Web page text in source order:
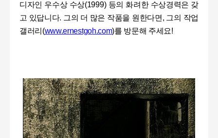
디자인 우수상 수상(1999) 등의 화려한 수상경력은 갖
고 있답니다. 그의 더 많은 작품을 원한다면 , 그의 작업
갤러리 (www.ernestgoh.com)를 방문해 주세요!